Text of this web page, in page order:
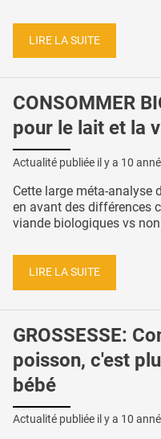
LIRE LA SUITE
CONSOMMER
pour le lait et la
Actualité publiée il y a 10
Cette large méta-analyse
en avant des différences
viande biologiques vs non
LIRE LA SUITE
GROSSESSE:
poisson, c'est
bébé
Actualité publiée il y a 10